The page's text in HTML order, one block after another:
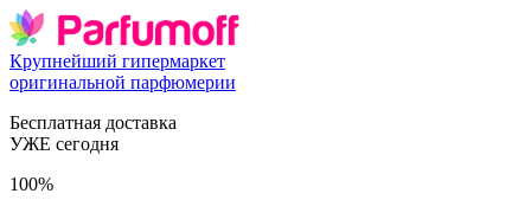
Крупнейший гипермаркет
оригинальной парфюмерии
Бесплатная доставка
УЖЕ сегодня
100%